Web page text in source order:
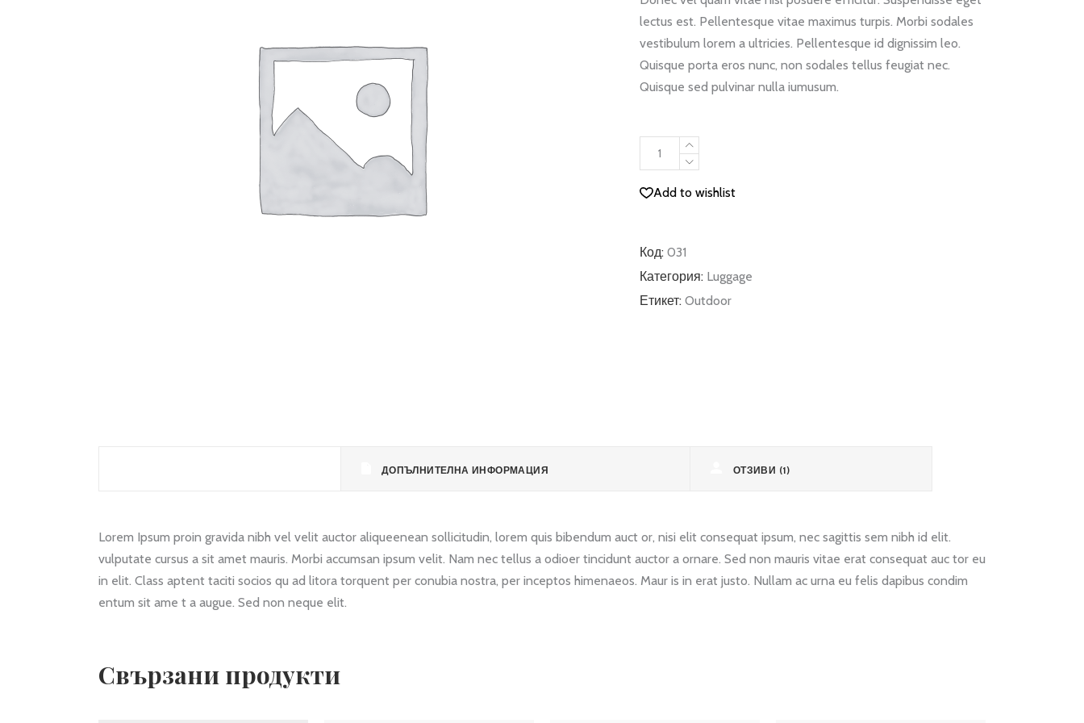
lectus est. Pellentesque vitae maximus turpis. Morbi sodales
vestibulum lorem a ultricies. Pellentesque id dignissim leo.
Quisque porta eros nunc, non sodales tellus feugiat nec.
Quisque sed pulvinar nulla iumusum.
Travel
Map
quantity
Add to wishlist
Код: 031
Категория: Luggage
Етикет: Outdoor
ДОПЪЛНИТЕЛНА ИНФОРМАЦИЯ ОТЗИВИ (1)
Lorem Ipsum proin gravida nibh vel velit auctor aliqueenean sollicitudin, lorem quis bibendum auct or, nisi elit consequat ipsum, nec sagittis sem nibh id elit.
vulputate cursus a sit amet mauris. Morbi accumsan ipsum velit. Nam nec tellus a odioer tincidunt auctor a ornare. Sed non mauris vitae erat consequat auc tor eu
in elit. Class aptent taciti socios qu ad litora torquent per conubia nostra, per inceptos himenaeos. Maur is in erat justo. Nullam ac urna eu felis dapibus condim
entum sit ame t a augue. Sed non neque elit.
Свързани продукти